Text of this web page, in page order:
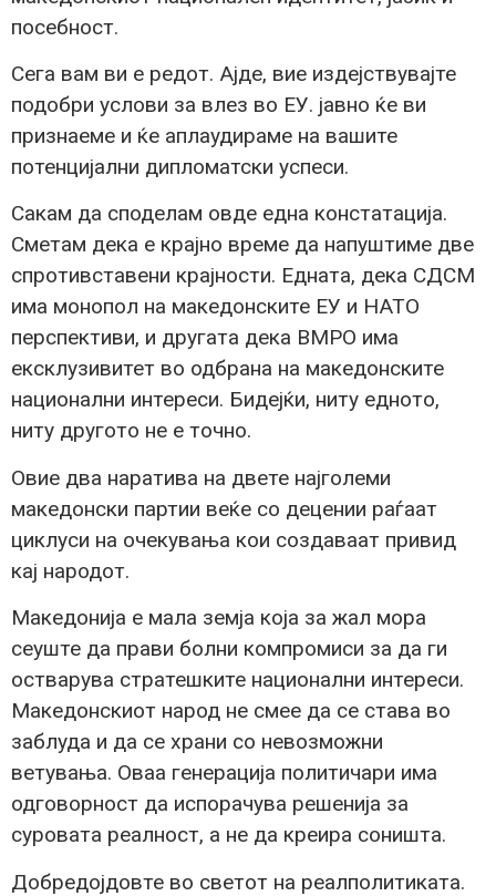
посебност.
Сега вам ви е редот. Ајде, вие издејствувајте
подобри услови за влез во ЕУ. јавно ќе ви
признаеме и ќе аплаудираме на вашите
потенцијални дипломатски успеси.
Сакам да споделам овде една констатација.
Сметам дека е крајно време да напуштиме две
спротивставени крајности. Едната, дека СДСМ
има монопол на македонските ЕУ и НАТО
перспективи, и другата дека ВМРО има
ексклузивитет во одбрана на македонските
национални интереси. Бидејќи, ниту едното,
ниту другото не е точно.
Овие два наратива на двете најголеми
македонски партии веќе со децении раѓаат
циклуси на очекувања кои создаваат привид
кај народот.
Македонија е мала земја која за жал мора
сеуште да прави болни компромиси за да ги
остварува стратешките национални интереси.
Македонскиот народ не смее да се става во
заблуда и да се храни со невозможни
ветувања. Оваа генерација политичари има
одговорност да испорачува решенија за
суровата реалност, а не да креира соништа.
Добредојдовте во светот на реалполитиката.